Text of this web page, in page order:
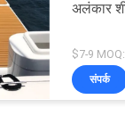
अलंकार
$7-9
संपर्क